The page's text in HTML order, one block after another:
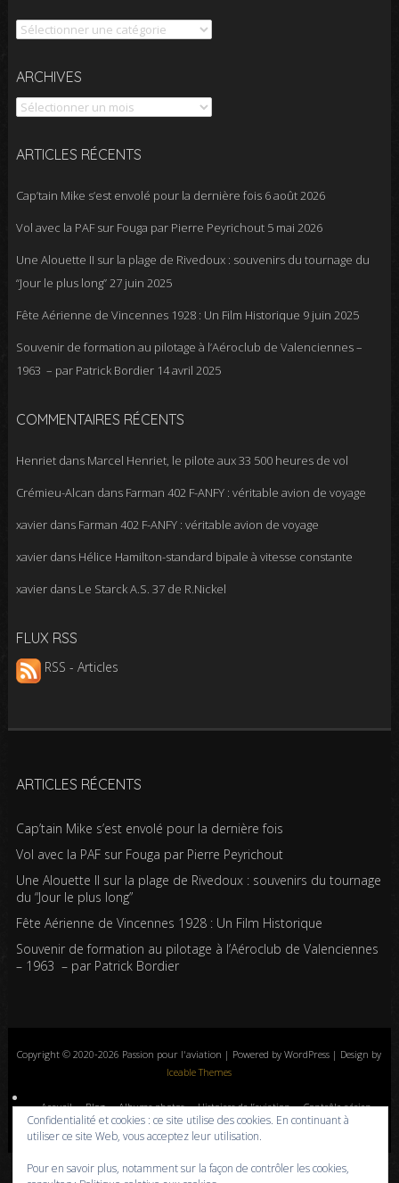
Catégories
ARCHIVES
Archives
ARTICLES RÉCENTS
Cap’tain Mike s’est envolé pour la dernière fois 6 août 2026
Vol avec la PAF sur Fouga par Pierre Peyrichout 5 mai 2026
Une Alouette II sur la plage de Rivedoux : souvenirs du tournage du
“Jour le plus long”27 juin 2025
Fête Aérienne de Vincennes 1928 : Un Film Historique 9 juin 2025
Souvenir de formation au pilotage à l’Aéroclub de Valenciennes –
1963 – par Patrick Bordier 14 avril 2025
COMMENTAIRES RÉCENTS
Henrietdans Marcel Henriet, le pilote aux 33 500 heures de vol
Crémieu-Alcan dans Farman 402 F-ANFY : véritable avion de voyage
xavierdans Farman 402 F-ANFY : véritable avion de voyage
xavierdans Hélice Hamilton-standard bipale à vitesse constante
xavierdans Le Starck A.S. 37 de R.Nickel
FLUX RSS
RSS - Articles
ARTICLES RÉCENTS
Cap’tain Mike s’est envolé pour la dernière fois
Vol avec la PAF sur Fouga par Pierre Peyrichout
Une Alouette II sur la plage de Rivedoux : souvenirs du tournage
du “Jour le plus long”
Fête Aérienne de Vincennes 1928 : Un Film Historique
Souvenir de formation au pilotage à l’Aéroclub de Valenciennes
– 1963 – par Patrick Bordier
Copyright © 2020-2026 Passion pour l'aviation | Powered by WordPress | Design by
Iceable Themes
Accueil Blog Albums photos Histoires de l’aviation
Contrôle aérien
Livres
Liens A propos Contact Politique de confidentialité
Confidentialité et cookies : ce site utilise des cookies. En continuant à
utiliser ce site Web, vous acceptez leur utilisation.
Pour en savoir plus, notamment sur la façon de contrôler les cookies,